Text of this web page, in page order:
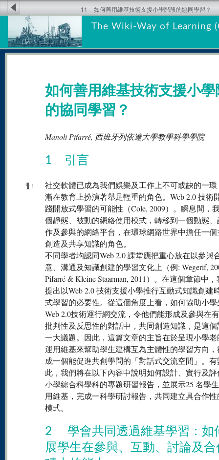
The Wiki-Way of Learning
11 – 如何善用維基技術支援小學階段的協同學習？
如何善用維基技術支援小學
的協同學習？
Manoli Pifarré, 西班牙列依達大學教學科學學院
1 引言
¶ 1
社交軟體已成為我們娛樂及工作上不可或缺的一
漸在教育上扮演著舉足輕重的角色。Web 2.0 技術
踐開放式學習的可能性（Cole, 2009）。瞬息間，
個靜態、被動的網絡使用模式，轉移到一個動態
作及參與的網絡平台，在環球網路世界中擔任一
創造及共享知識的角色。
不同學者均認同Web 2.0 課堂應把重心放在以參與
意、溝通及知識創建的學習文化上（例: Wegerif,
Pifarré & Kleine Staarman, 2011）。在這個章節中
提出以Web 2.0 技術支援小學推行互動式知識創建
式學習的必要性。從這個角度上看，如何協助小
Web 2.0技術運行網交流，令他們能形成及參與在
批判性及反思性的對話中，共同創造知識，是這
一大議題。因此，這篇文章的主旨在於呈現小學
運用維基來幫助學生建構互為主體性的學習方向
成一個能促進共創學問的「對話式交流空間」。有
此，我們將在以下內容中說明如何設計、實行及
小學綜合科學科的專題研習報告，並展示25 名學
用維基，完成一科學研討報告，共同建立具合作
模式。
2 學會共同透過維基學習：如
展學生在參與、互動、討論及合